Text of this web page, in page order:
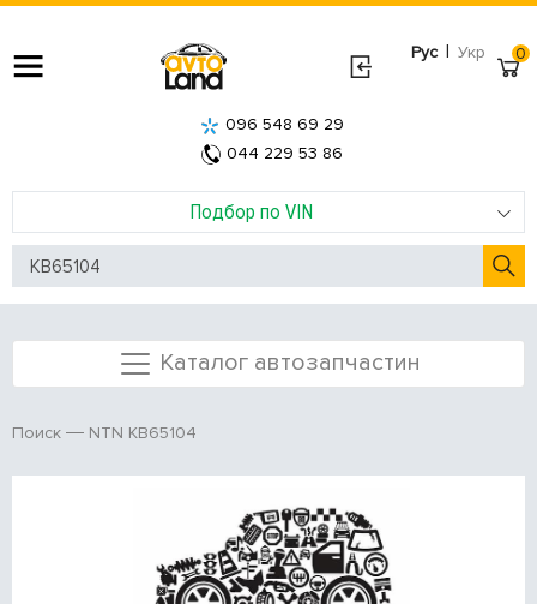
Рус | Укр
Подбор по VIN
096 548 69 29
044 229 53 86
0
Каталог автозапчастин
Поиск NTN KB65104